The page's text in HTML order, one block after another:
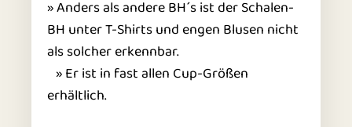
» Anders als andere BH´s ist der Schalen-
BH unter T-Shirts und engen Blusen nicht
als solcher erkennbar.
» Er ist in fast allen Cup-Größen
erhältlich.